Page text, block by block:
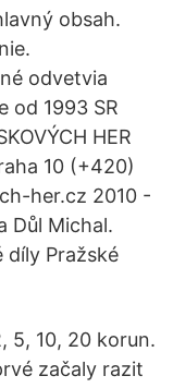
obsah.
odvetvia
od 1993 SR
HER
10 (+420)
her.cz 2010 -
Důl Michal.
díly Pražské
5, 10, 20 korun.
začaly razit